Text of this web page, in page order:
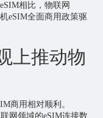
相比，物联网
eSIM全面商用政策驱
上推动物
商用相对顺利。
网领域的eSIM连接数